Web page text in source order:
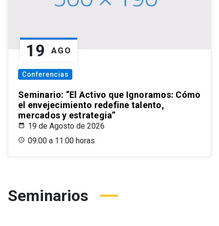
19 AGO
Conferencias
Seminario: “El Activo que Ignoramos: Cómo
el envejecimiento redefine talento,
mercados y estrategia”
19 de Agosto de 2026
09:00 a 11:00 horas
Seminarios